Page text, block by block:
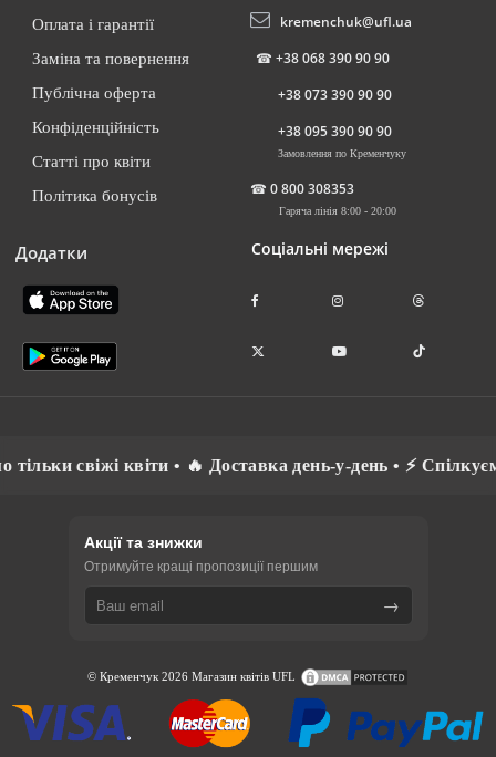
Оплата і гарантії
Заміна та повернення
Публічна оферта
Конфіденційність
Статті про квіти
Політика бонусів
Додатки
kremenchuk@ufl.ua
☎ +38 068 390 90 90
+38 073 390 90 90
+38 095 390 90 90
Замовлення по Кременчуку
☎ 0 800 308353
Гаряча лінія 8:00 - 20:00
Соціальні мережі
Доставка день-у-день • ⚡ Спілкуємось рідною
Акції та знижки
Отримуйте кращі пропозиції першим
→
© Кременчук 2026 Магазин квітів UFL